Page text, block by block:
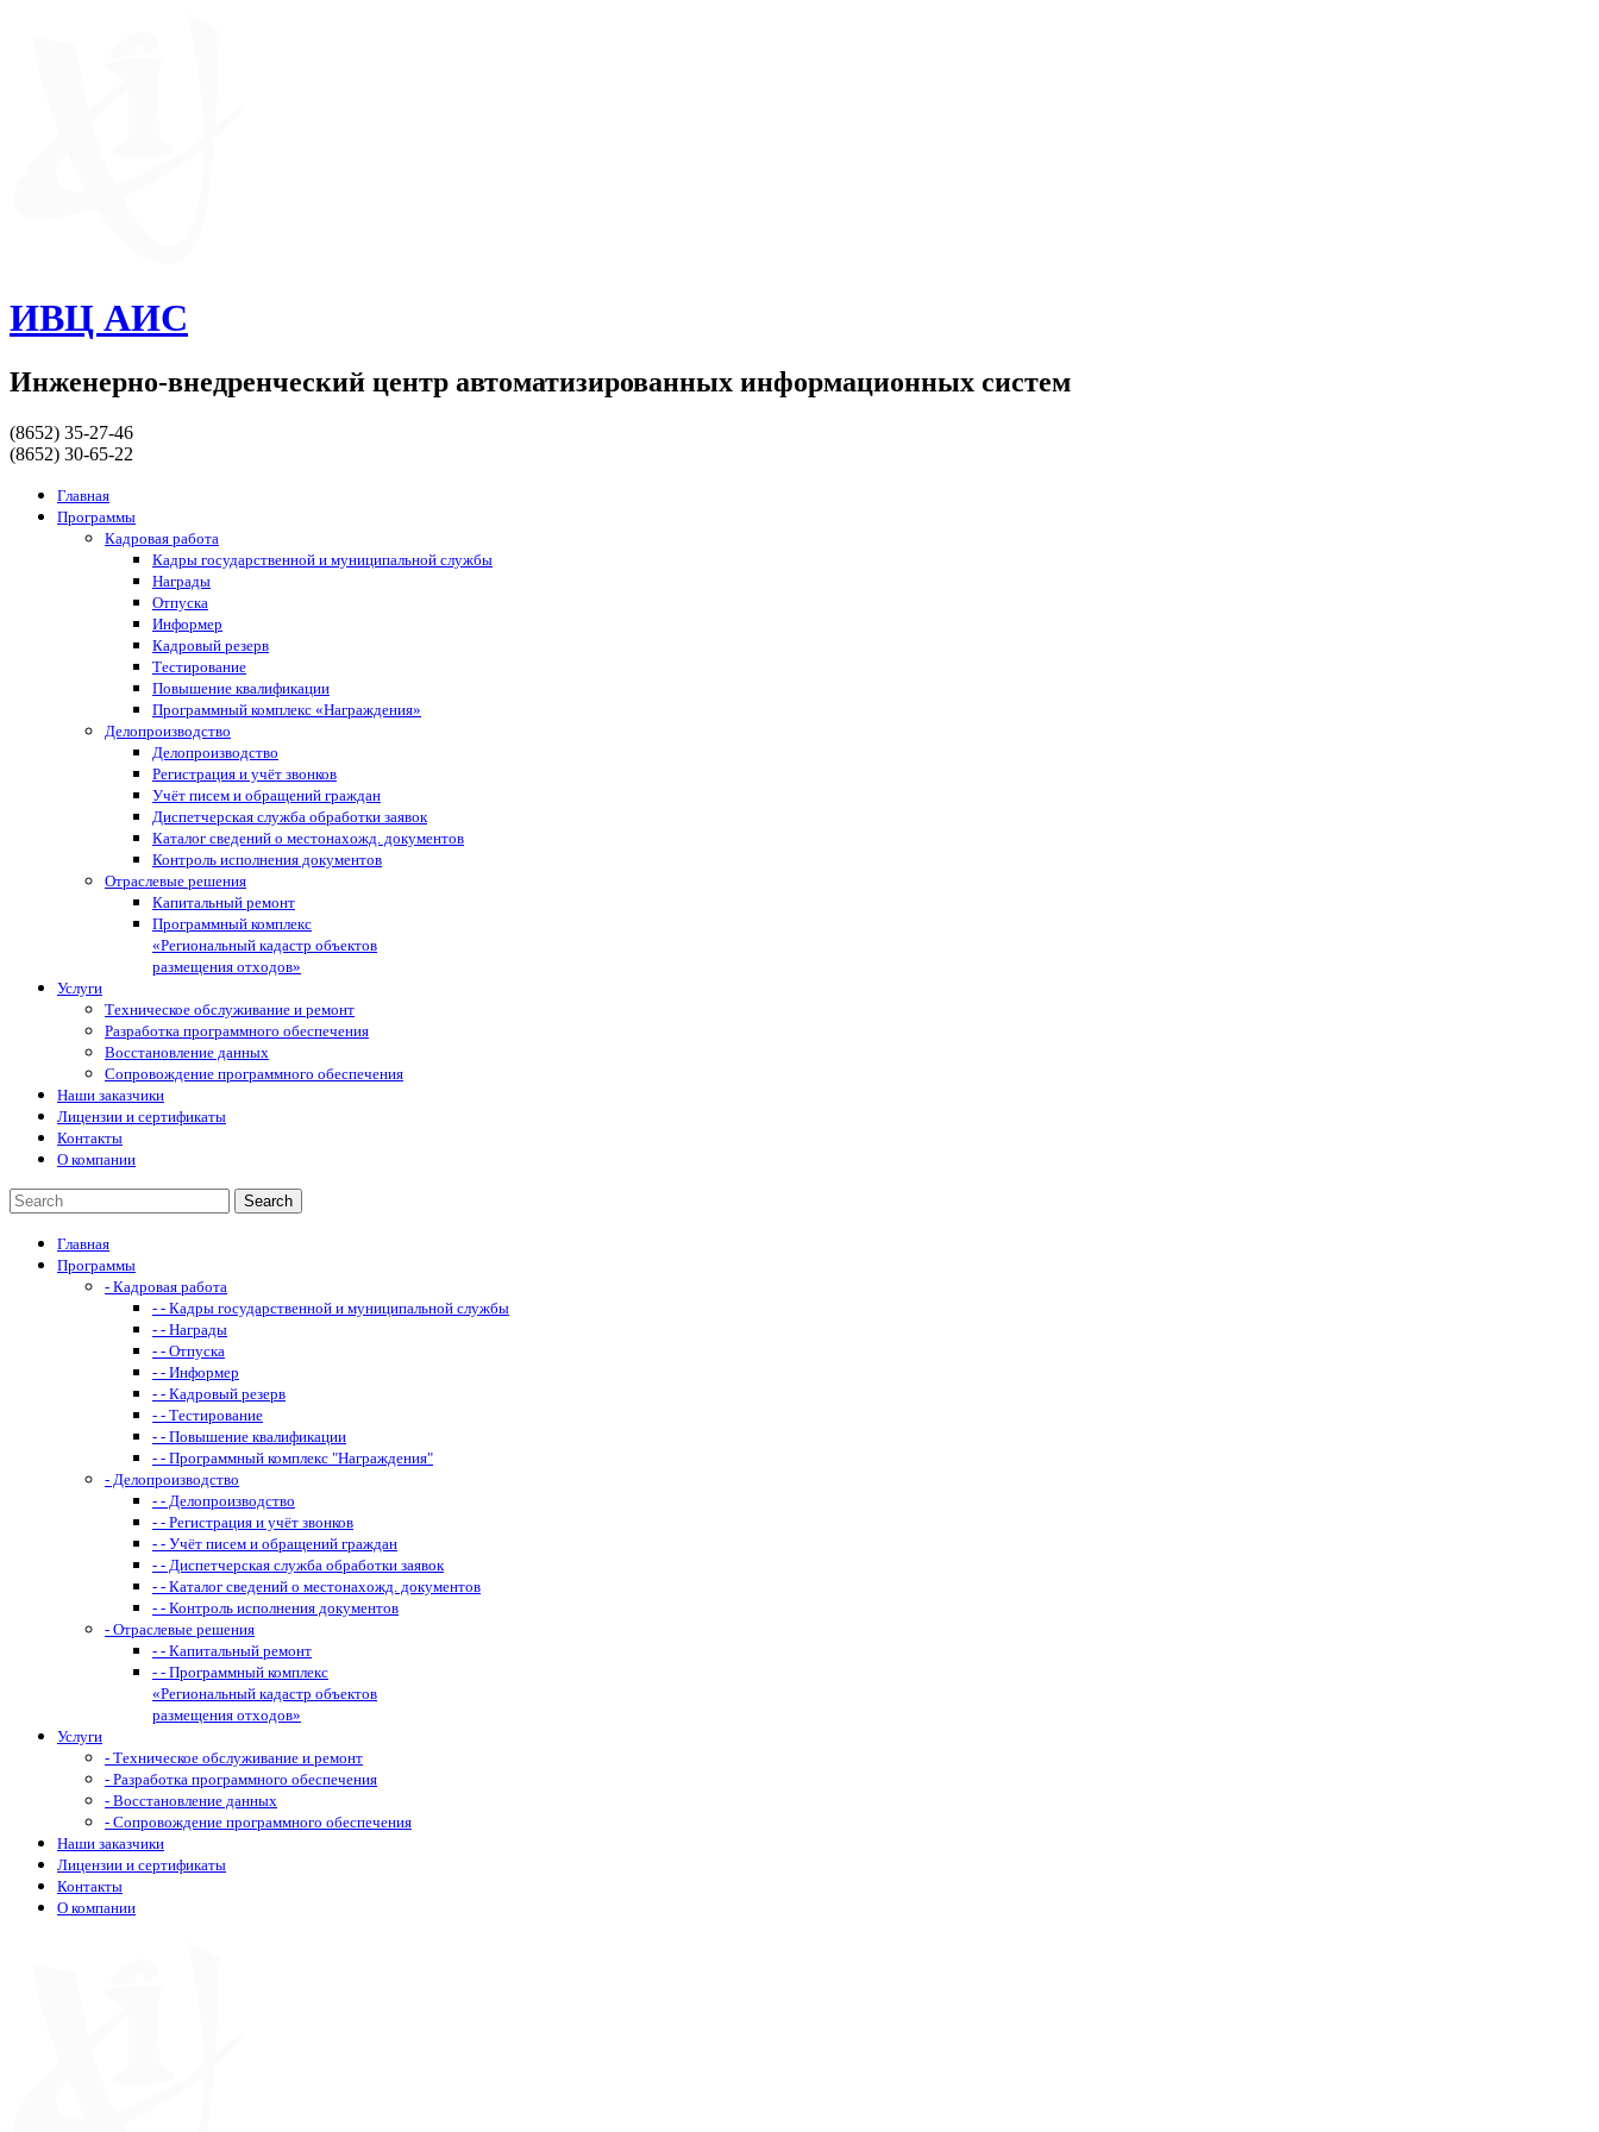
ИВЦ АИС
Инженерно-внедренческий центр автоматизированных информационных систем
(8652) 35-27-46
(8652) 30-65-22
Главная
Программы
Кадровая работа
Кадры государственной и муниципальной службы
Награды
Отпуска
Информер
Кадровый резерв
Тестирование
Повышение квалификации
Программный комплекс «Награждения»
Делопроизводство
Делопроизводство
Регистрация и учёт звонков
Учёт писем и обращений граждан
Диспетчерская служба обработки заявок
Каталог сведений о местонахожд. документов
Контроль исполнения документов
Отраслевые решения
Капитальный ремонт
Программный комплекс
«Региональный кадастр объектов
размещения отходов»
Услуги
Техническое обслуживание и ремонт
Разработка программного обеспечения
Восстановление данных
Сопровождение программного обеспечения
Наши заказчики
Лицензии и сертификаты
Контакты
О компании
Главная
Программы
- Кадровая работа
- - Кадры государственной и муниципальной службы
- - Награды
- - Отпуска
- - Информер
- - Кадровый резерв
- - Тестирование
- - Повышение квалификации
- - Программный комплекс "Награждения"
- Делопроизводство
- - Делопроизводство
- - Регистрация и учёт звонков
- - Учёт писем и обращений граждан
- - Диспетчерская служба обработки заявок
- - Каталог сведений о местонахожд. документов
- - Контроль исполнения документов
- Отраслевые решения
- - Капитальный ремонт
- - Программный комплекс
«Региональный кадастр объектов
размещения отходов»
Услуги
- Техническое обслуживание и ремонт
- Разработка программного обеспечения
- Восстановление данных
- Сопровождение программного обеспечения
Наши заказчики
Лицензии и сертификаты
Контакты
О компании